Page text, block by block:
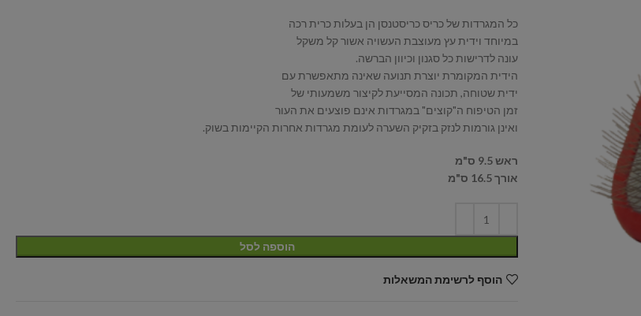
כל המגרדות של כריס כריסטנסן הן בעלות כרית רכה
במיוחד וידית עץ מעוצבת העשויה אשור קל משקל
עונה לדרישות כל סגנון וכיוון הברשה.
הידית המקומרת יוצרת תנועה שאינה מתאפשרת עם
ידית שטוחה, תכונה המסייעת לקיצור משמעותי של
זמן הטיפוח ה"קוצים" במגרדות אינם פוצעים את העור
ואינן גורמות לנזק בזקיק השערה לעומת מגרדות אחרות הקיימות בשוק.
ראש 9.5 ס"מ
אורך 16.5 ס"מ
הוספה לסל
הוסף לרשימת המשאלות